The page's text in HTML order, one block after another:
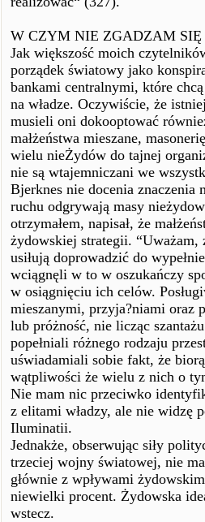
W CZYM NIE ZGADZAM SIĘ
Jak większość moich
porządek światowy jako
bankami centralnymi, które
na władze. Oczywiście, że
musieli oni dokooptować
małżeństwa mieszane,
wielu nieŻydów do tajnej
nie są wtajemniczani we
Bjerknes nie docenia
ruchu odgrywają masy
otrzymałem, napisał, że
żydowskiej strategii.
usiłują doprowadzić do
wciągnęli w to w oszukańczy
w osiągnięciu ich celów.
mieszanymi, przyja?niami oraz
lub próżność, nie licząc
popełniali różnego rodzaju
uświadamiali sobie fakt, że
wątpliwości że wielu z nich o
Nie mam nic przeciwko
z elitami władzy, ale nie widzę
Iluminatii.
Jednakże, obserwując siły
trzeciej wojny światowej, nie
głównie z wpływami
niewielki procent. Żydowska
wstecz.